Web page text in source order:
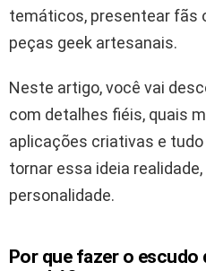
temáticos, presentear fãs
peças geek artesanais.
Neste artigo, você vai
com detalhes fiéis, quais
aplicações criativas e
tornar essa ideia
personalidade.
Por que fazer o escudo